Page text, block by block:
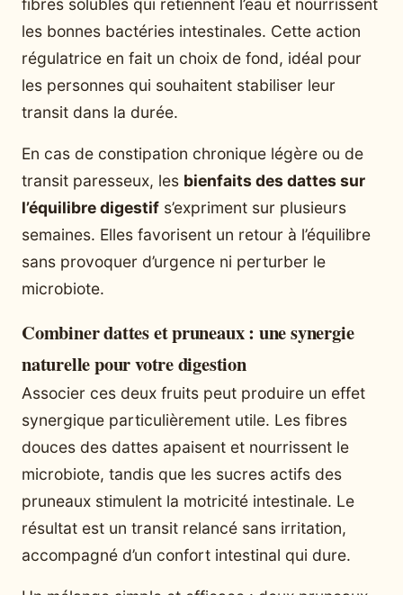
fibres solubles qui retiennent l’eau et nourrissent
les bonnes bactéries intestinales. Cette action
régulatrice en fait un choix de fond, idéal pour
les personnes qui souhaitent stabiliser leur
transit dans la durée.
En cas de constipation chronique légère ou de
transit paresseux, les bienfaits des dattes sur
l’équilibre digestif s’expriment sur plusieurs
semaines. Elles favorisent un retour à l’équilibre
sans provoquer d’urgence ni perturber le
microbiote.
Combiner dattes et pruneaux : une synergie
naturelle pour votre digestion
Associer ces deux fruits peut produire un effet
synergique particulièrement utile. Les fibres
douces des dattes apaisent et nourrissent le
microbiote, tandis que les sucres actifs des
pruneaux stimulent la motricité intestinale. Le
résultat est un transit relancé sans irritation,
accompagné d’un confort intestinal qui dure.